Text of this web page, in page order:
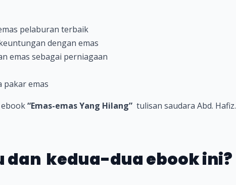
pelaburan terbaik
dengan emas
emas sebagai perniagaan
pakar emas
“Emas-emas Yang Hilang” tulisan saudara Abd. Hafiz.
dan kedua-dua ebook ini?